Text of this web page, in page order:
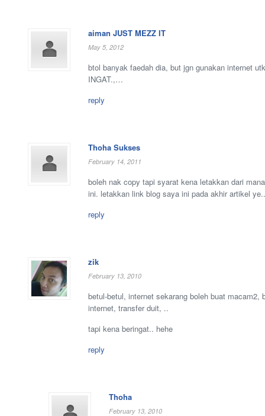
aiman JUST MEZZ IT
May 5, 2012
btol banyak faedah dia, but jgn gunakan internet
INGAT.,…
reply
Thoha Sukses
February 14, 2011
boleh nak copy tapi syarat kena letakkan dari
ini. letakkan link blog saya ini pada akhir artikel
reply
zik
February 13, 2010
betul-betul, internet sekarang boleh buat macam2,
internet, transfer duit, ..
tapi kena beringat.. hehe
reply
Thoha
February 13, 2010